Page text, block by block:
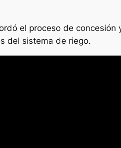
el proceso de
del sistema de riego.